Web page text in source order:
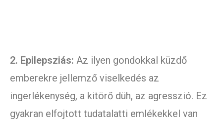
2. Epilepsziás: Az ilyen gondokkal küzdő
emberekre jellemző viselkedés az
ingerlékenység, a kitörő düh, az agresszió. Ez
gyakran elfojtott tudatalatti emlékekkel van